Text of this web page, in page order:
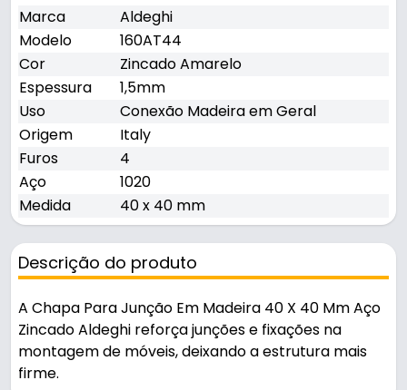
Marca
Aldeghi
Modelo
160AT44
Cor
Zincado Amarelo
Espessura
1,5mm
Uso
Conexão Madeira em Geral
Origem
Italy
Furos
4
Aço
1020
Medida
40 x 40 mm
Descrição do produto
A Chapa Para Junção Em Madeira 40 X 40 Mm Aço
Zincado Aldeghi reforça junções e fixações na
montagem de móveis, deixando a estrutura mais
firme.